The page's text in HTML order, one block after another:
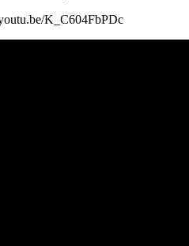
K_C604FbPDc